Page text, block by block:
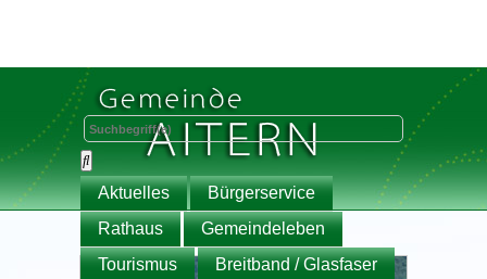
Aktuelles
Bürgerservice
Rathaus
Gemeindeleben
Tourismus
Breitband / Glasfaser